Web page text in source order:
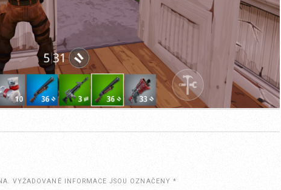
VYŽADOVANÉ INFORMACE JSOU OZNAČENY *